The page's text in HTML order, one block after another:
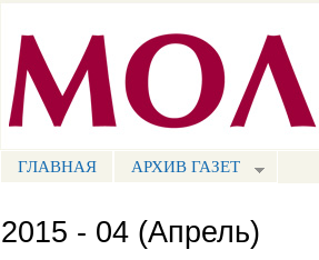
Портал СМИ КБР
МЕНЮ СМ
ГЛАВНАЯ АРХИВ ГАЗЕТ
2015 - 04 (Апрель)